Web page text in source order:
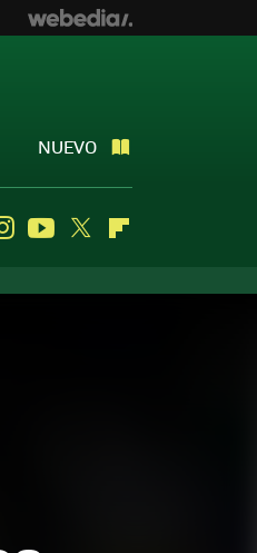
NUEVO
InstagramYoutube
Twitter